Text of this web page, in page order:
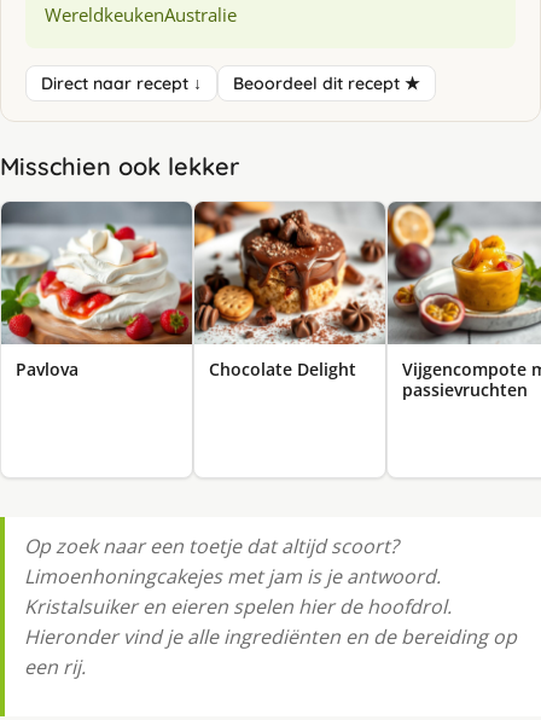
WereldkeukenAustralie
Direct naar recept ↓ Beoordeel dit recept ★
Misschien ook lekker
Pavlova Chocolate Delight
Vijgencompote
passievruchten
Op zoek naar een toetje dat altijd scoort?
Limoenhoningcakejes met jam is je antwoord.
Kristalsuiker en eieren spelen hier de hoofdrol.
Hieronder vind je alle ingrediënten en de bereiding op
een rij.